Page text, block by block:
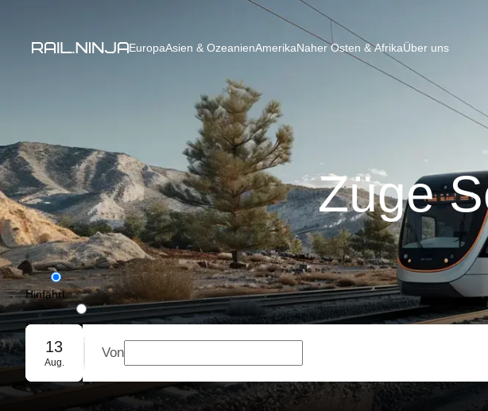
EuropaAsien & OzeanienAmerikaNaher Osten & AfrikaÜber uns
Züge
Hinfahrt
Rückfahrt
Gruppenbuchung
13
Aug.
Von